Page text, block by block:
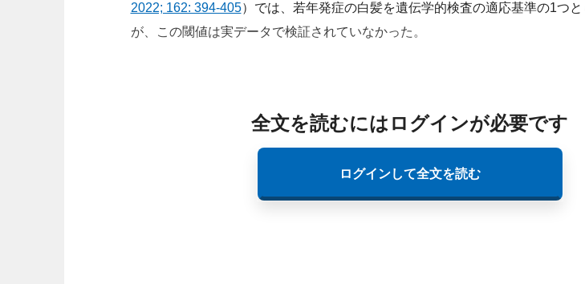
2022; 162: 394-405）では、若年発症の白髪を遺伝学的検査の適応基準の1つ
が、この閾値は実データで検証されていなかった。
全文を読むにはログインが必要です
ログインして全文を読む